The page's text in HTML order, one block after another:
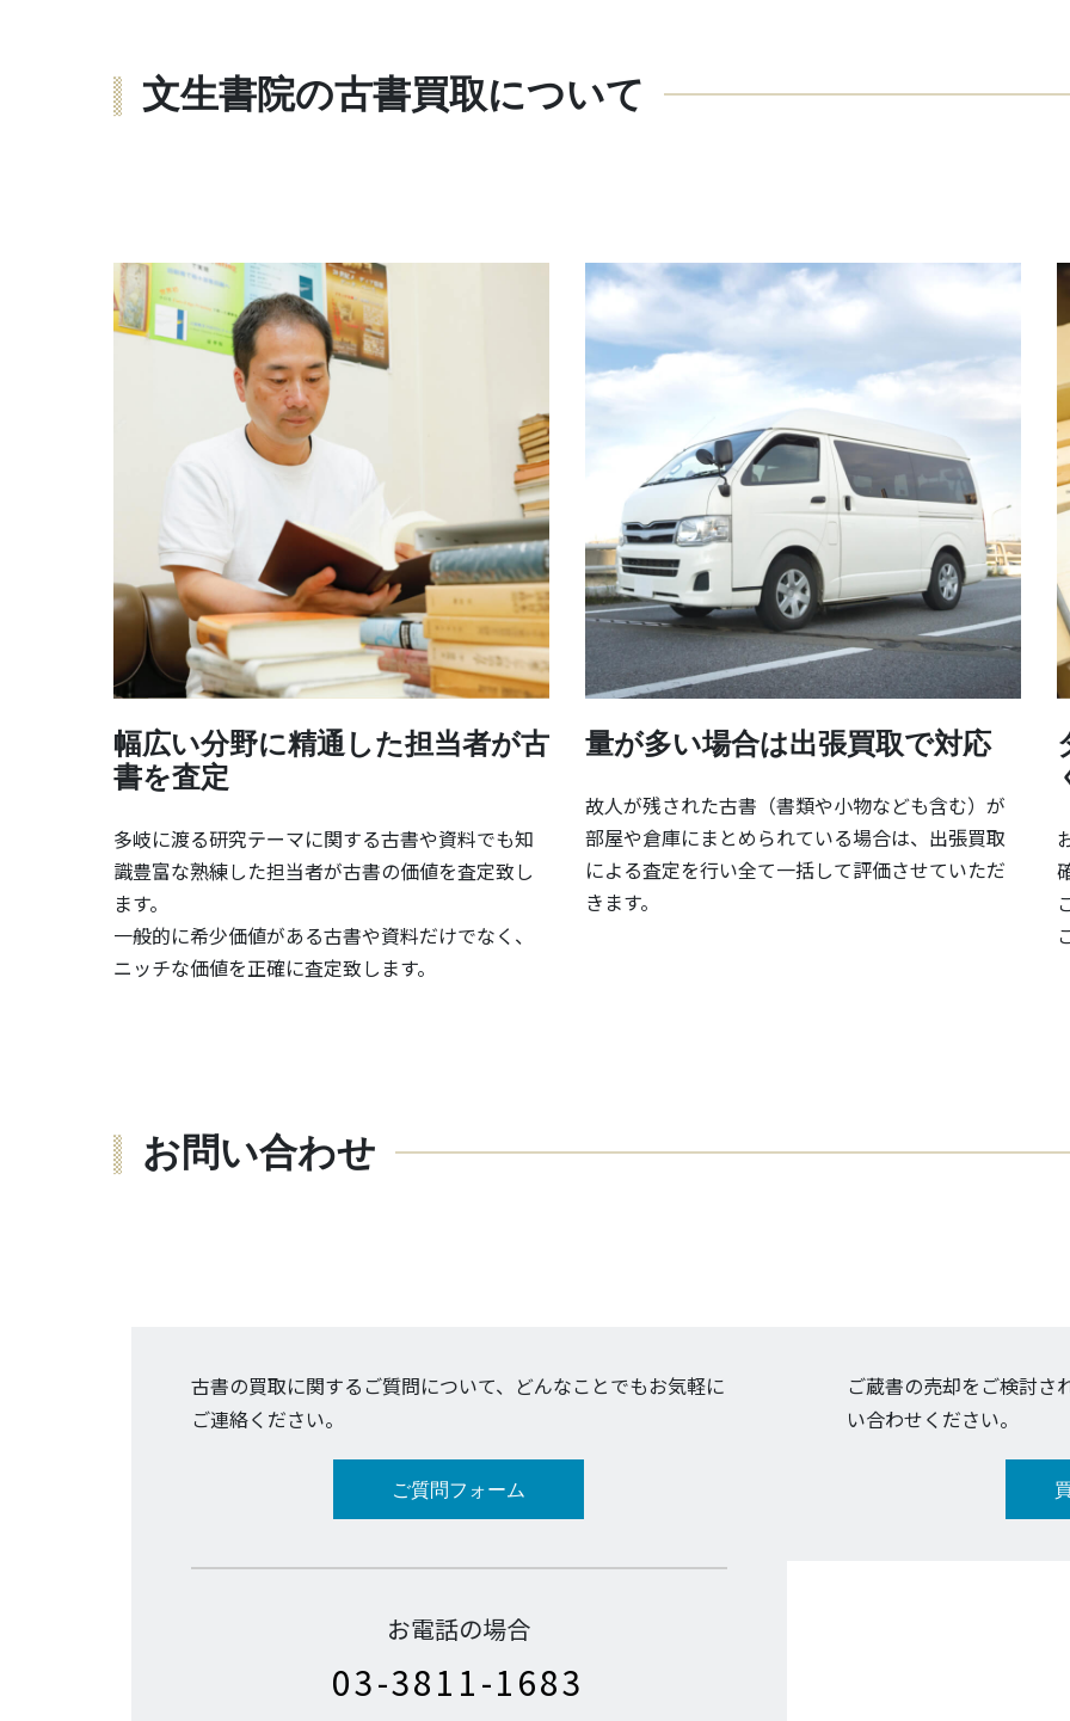
文生書院の古書買取について
幅広い分野に精通した担当者が古
書を査定
多岐に渡る研究テーマに関する古書や資料でも知
識豊富な熟練した担当者が古書の価値を査定致し
ます。
一般的に希少価値がある古書や資料だけでなく、
ニッチな価値を正確に査定致します。
量が多い場合は出張買取で対応
故人が残された古書（書類や小物なども含む）が
部屋や倉庫にまとめられている場合は、出張買取
による査定を行い全て一括して評価させていただ
きます。
お問い合わせ
古書の買取に関するご質問について、どんなことでもお気軽に
ご連絡ください。
ご質問フォーム
お電話の場合
03-3811-1683
ご蔵書の売却をご検討さ
い合わせください。